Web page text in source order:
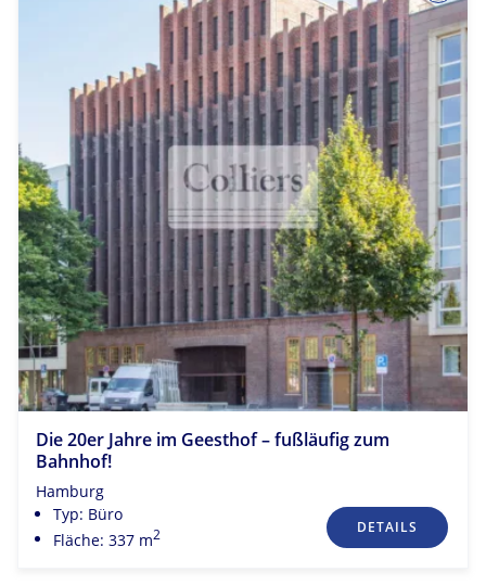
Die 20er Jahre im Geesthof – fußläufig zum
Bahnhof!
Hamburg
Typ: Büro
Fläche: 337 m2 DETAILS